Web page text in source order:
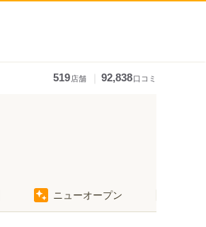
519店舗 92,838口コミ
ニューオープン